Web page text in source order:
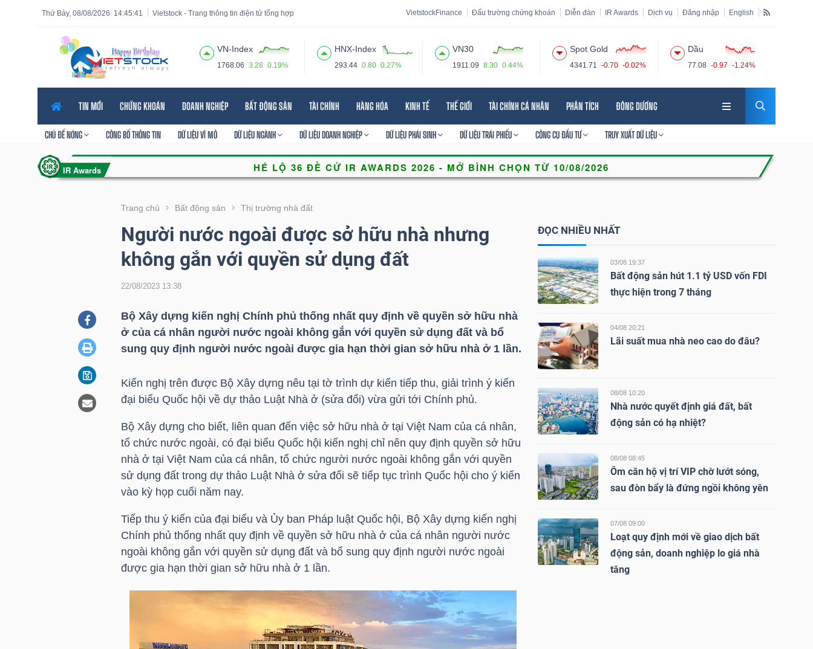
14:45:43
Thứ Bảy, 08/08/2026 Vietstock - Trang thông tin điện tử tổng hợp VietstockFinance Đấu trường chứng khoán Diễn đàn IR Awards Dịch vụ Đăng nhập English
VN-Index
1768.06 3.28 0.19%
HNX-Index
293.44 0.80 0.27%
VN30
1911.09 8.30 0.44%
Spot Gold
4341.71 -0.70 -0.02%
Dầu
77.08 -0.97 -1.24%
TIN MỚI CHỨNG KHOÁN DOANH NGHIỆP BẤT ĐỘNG SẢN TÀI CHÍNH HÀNG HÓA KINH TẾ THẾ GIỚI TÀI CHÍNH CÁ NHÂN PHÂN TÍCH ĐÔNG DƯƠNG
CHỦ ĐỀ NÓNG CÔNG BỐ THÔNG TIN DỮ LIỆU VĨ MÔ DỮ LIỆU NGÀNH DỮ LIỆU DOANH NGHIỆP DỮ LIỆU PHÁI SINH DỮ LIỆU TRÁI PHIẾU CÔNG CỤ ĐẦU TƯ TRUY XUẤT DỮ LIỆU
Trang chủ Bất động sản Thị trường nhà đất
Người nước ngoài được sở hữu nhà nhưng
không gắn với quyền sử dụng đất
22/08/2023 13:38
Bộ Xây dựng kiến nghị Chính phủ thống nhất quy định về quyền sở hữu nhà
ở của cá nhân người nước ngoài không gắn với quyền sử dụng đất và bổ
sung quy định người nước ngoài được gia hạn thời gian sở hữu nhà ở 1 lần.
Kiến nghị trên được Bộ Xây dựng nêu tại tờ trình dự kiến tiếp thu, giải trình ý kiến
đại biểu Quốc hội về dự thảo Luật Nhà ở (sửa đổi) vừa gửi tới Chính phủ.
Bộ Xây dựng cho biết, liên quan đến việc sở hữu nhà ở tại Việt Nam của cá nhân,
tổ chức nước ngoài, có đại biểu Quốc hội kiến nghị chỉ nên quy định quyền sở hữu
nhà ở tại Việt Nam của cá nhân, tổ chức người nước ngoài không gắn với quyền
sử dụng đất trong dự thảo Luật Nhà ở sửa đổi sẽ tiếp tục trình Quốc hội cho ý kiến
vào kỳ họp cuối năm nay.
Tiếp thu ý kiến của đại biểu và Ủy ban Pháp luật Quốc hội, Bộ Xây dựng kiến nghị
Chính phủ thống nhất quy định về quyền sở hữu nhà ở của cá nhân người nước
ngoài không gắn với quyền sử dụng đất và bổ sung quy định người nước ngoài
được gia hạn thời gian sở hữu nhà ở 1 lần.
ĐỌC NHIỀU NHẤT
03/08 19:37
Bất động sản hút 1.1 tỷ USD vốn FDI
thực hiện trong 7 tháng
04/08 20:21
Lãi suất mua nhà neo cao do đâu?
08/08 10:20
Nhà nước quyết định giá đất, bất
động sản có hạ nhiệt?
08/08 08:45
Ôm căn hộ vị trí VIP chờ lướt sóng,
sau đòn bẩy là đứng ngồi không yên
07/08 09:00
Loạt quy định mới về giao dịch bất
động sản, doanh nghiệp lo giá nhà
tăng
Tính năng
năng
VIETSTOCK